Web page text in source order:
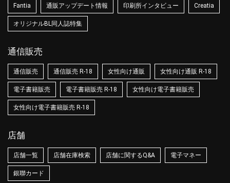
Fantia 通販アップデート情報 印刷所インタビュー Creatia
オリジナルBL同人誌特集
通信販売
通信販売 通信販売 R-18 女性向け通販 女性向け通販 R-18
電子書籍販売 電子書籍販売 R-18 女性向け電子書籍販売
女性向け電子書籍販売 R-18
店舗
店舗一覧 店舗在庫検索 店舗に関するQ&A 電子マネー
銀聯カード